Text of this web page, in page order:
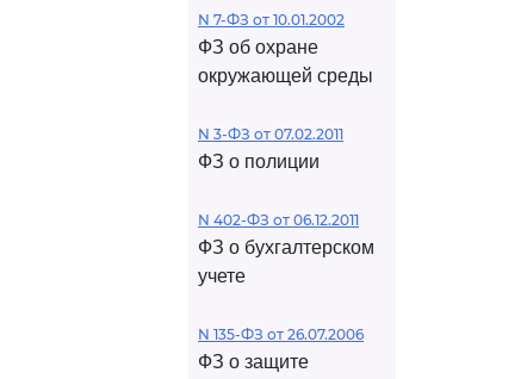
N 7-ФЗ от 10.01.2002
ФЗ об охране
окружающей среды
N 3-ФЗ от 07.02.2011
ФЗ о полиции
N 402-ФЗ от 06.12.2011
ФЗ о бухгалтерском
учете
N 135-ФЗ от 26.07.2006
ФЗ о защите